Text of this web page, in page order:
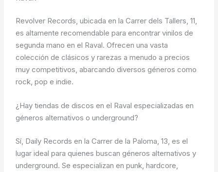
Revolver Records, ubicada en la Carrer dels Tallers, 11,
es altamente recomendable para encontrar vinilos de
segunda mano en el Raval. Ofrecen una vasta
colección de clásicos y rarezas a menudo a precios
muy competitivos, abarcando diversos géneros como
rock, pop e indie.
¿Hay tiendas de discos en el Raval especializadas en
géneros alternativos o underground?
Sí, Daily Records en la Carrer de la Paloma, 13, es el
lugar ideal para quienes buscan géneros alternativos y
underground. Se especializan en punk, hardcore,